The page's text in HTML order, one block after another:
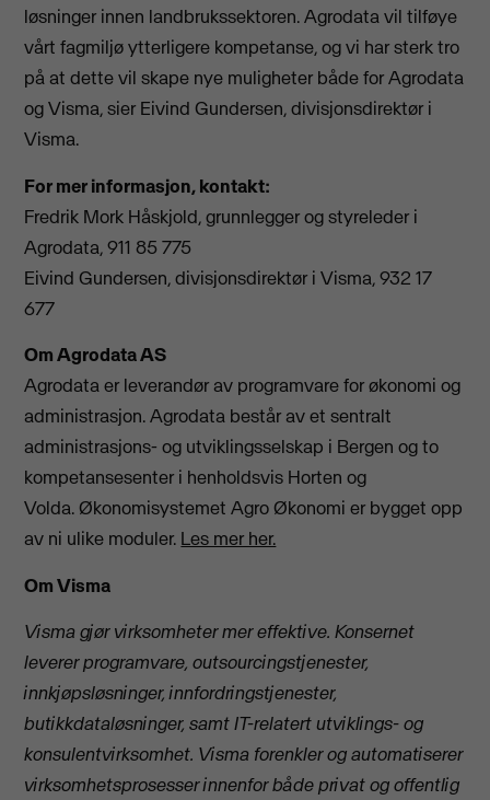
løsninger innen landbrukssektoren. Agrodata vil tilføye
vårt fagmiljø ytterligere kompetanse, og vi har sterk tro
på at dette vil skape nye muligheter både for Agrodata
og Visma, sier Eivind Gundersen, divisjonsdirektør i
Visma.
For mer informasjon, kontakt:
Fredrik Mork Håskjold, grunnlegger og styreleder i
Agrodata, 911 85 775
Eivind Gundersen, divisjonsdirektør i Visma, 932 17
677
Om Agrodata AS
Agrodata er leverandør av programvare for økonomi og
administrasjon. Agrodata består av et sentralt
administrasjons- og utviklingsselskap i Bergen og to
kompetansesenter i henholdsvis Horten og
Volda. Økonomisystemet Agro Økonomi er bygget opp
av ni ulike moduler. Les mer her.
Om Visma
Visma gjør virksomheter mer effektive. Konsernet
leverer programvare, outsourcingstjenester,
innkjøpsløsninger, innfordringstjenester,
butikkdataløsninger, samt IT-relatert utviklings- og
konsulentvirksomhet. Visma forenkler og automatiserer
virksomhetsprosesser innenfor både privat og offentlig